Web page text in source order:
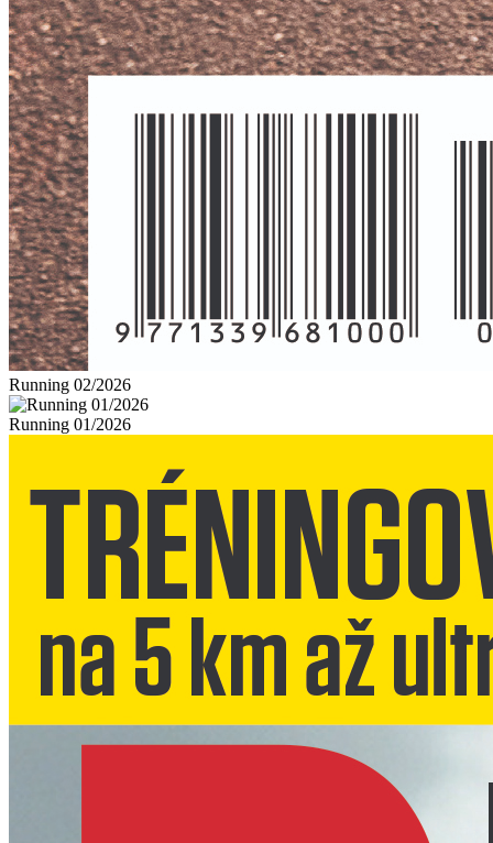
Running 02/2026
Running 01/2026